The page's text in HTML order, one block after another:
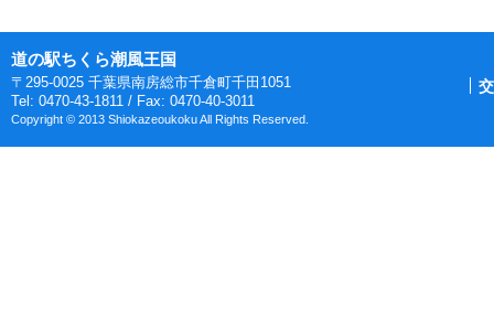
道の駅ちくら潮風王国
〒295-0025 千葉県南房総市千倉町千田1051
Tel: 0470-43-1811 / Fax: 0470-40-3011
Copyright © 2013 Shiokazeoukoku All Rights Reserved.